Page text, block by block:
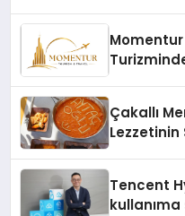
Çakallı
Lezzetinin
Tencent